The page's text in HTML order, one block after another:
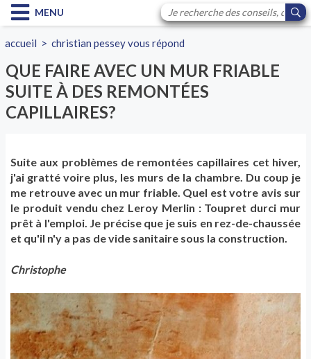
MENU
accueil >christian pessey vous répond
QUE FAIRE AVEC UN MUR FRIABLE
SUITE À DES REMONTÉES
CAPILLAIRES?
Suite aux problèmes de remontées capillaires cet hiver,
j'ai gratté voire plus, les murs de la chambre. Du coup je
me retrouve avec un mur friable. Quel est votre avis sur
le produit vendu chez Leroy Merlin : Toupret durci mur
prêt à l'emploi. Je précise que je suis en rez-de-chaussée
et qu'il n'y a pas de vide sanitaire sous la construction.
Christophe